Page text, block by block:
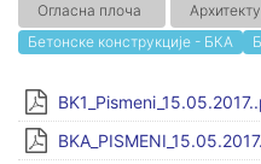
Огласна плоча
Бетонске конструкције - БКА